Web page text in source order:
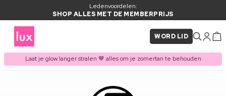
Ledenvoordelen:
SHOP ALLES MET DE MEMBERPRIJS
WORD LID
Laat je glow langer stralen 🤎 alles om je zomertan te behouden